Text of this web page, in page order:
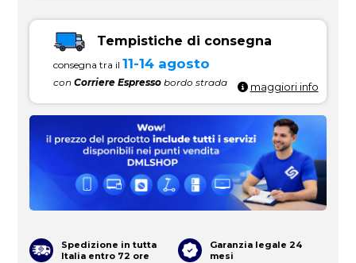
Tempistiche di consegna
consegna tra il 11-14 agosto
conCorriere Espresso bordo strada maggiori info
Spedizione in tutta
Italia entro 72 ore
Garanzia legale 24
mesi